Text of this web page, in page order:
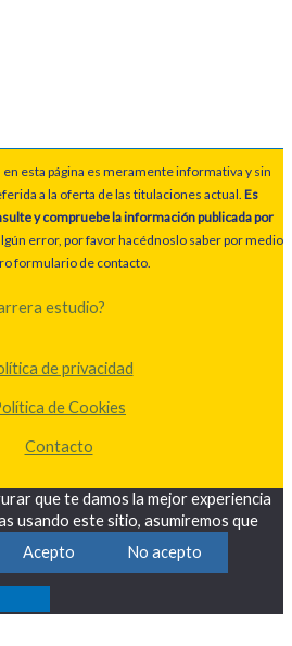
esta página es meramente informativa y sin
a la oferta de las titulaciones actual. Es
y compruebe la información publicada por
error, por favor hacédnoslo saber por medio
formulario de contacto.
estudio?
de privacidad
de Cookies
Contacto
que te damos la mejor experiencia
usando este sitio, asumiremos que
Acepto No acepto